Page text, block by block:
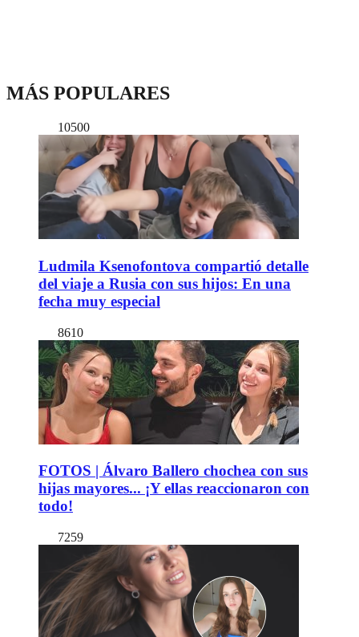
MÁS POPULARES
10500
Ludmila Ksenofontova compartió detalle
del viaje a Rusia con sus hijos: En una
fecha muy especial
8610
FOTOS | Álvaro Ballero chochea con sus
hijas mayores... ¡Y ellas reaccionaron con
todo!
7259